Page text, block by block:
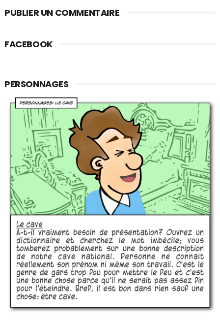
PUBLIER UN COMMENTAIRE
FACEBOOK
PERSONNAGES